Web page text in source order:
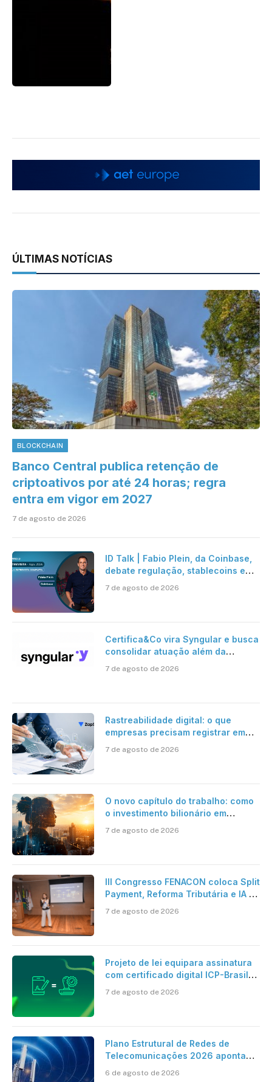
ÚLTIMAS NOTÍCIAS
BLOCKCHAIN
Banco Central publica retenção de
criptoativos por até 24 horas; regra
entra em vigor em 2027
7 de agosto de 2026
ID Talk | Fabio Plein, da Coinbase,
debate regulação, stablecoins e
risco onchain
7 de agosto de 2026
Certifica&Co vira Syngular e busca
consolidar atuação além da
certificação digital
7 de agosto de 2026
Rastreabilidade digital: o que
empresas precisam registrar em
7 de agosto de 2026
O novo capítulo do trabalho: como
o investimento bilionário em
verdadeira era da inteligência
7 de agosto de 2026
III Congresso FENACON coloca Split
Payment, Reforma Tributária e IA no
7 de agosto de 2026
Projeto de lei equipara assinatura
com certificado digital ICP-Brasil
cartório
7 de agosto de 2026
Plano Estrutural de Redes de
Telecomunicações 2026 aponta
6 de agosto de 2026